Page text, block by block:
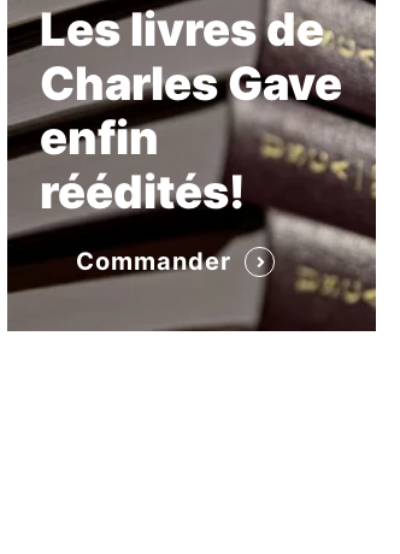
Les livres de
Charles Gave
enfin
réédités!
Commander